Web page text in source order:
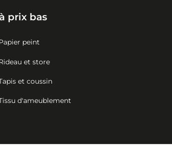
prix bas
peint
et store
et coussin
d'ameublement